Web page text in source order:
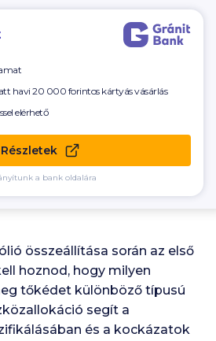
havi 20 000 forintos kártyás vásárlás
elérhető
Részletek
a bank oldalára
összeállítása során az első
hoznod, hogy milyen
tőkédet különböző típusú
segít a
és a kockázatok